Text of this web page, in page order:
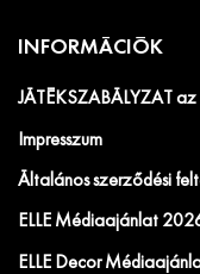
INFORMÁCIÓK
JÁTÉKSZABÁLYZAT
Impresszum
Általános szerződési
ELLE Médiaajánlat
ELLE Decor